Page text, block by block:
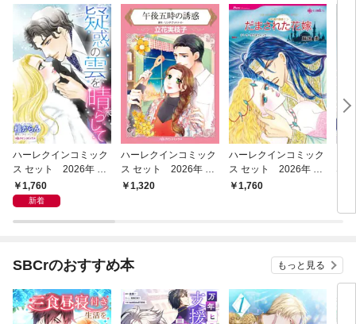
ハーレクインコミック
ス セット 2026年 vo
l.1081
1,760
新着
ハーレクインコミック
ス セット 2026年 vo
l.854
1,320
ハーレクインコミック
ス セット 2026年 vo
l.909
1,760
な
SBCrのおすすめ本 もっと見る